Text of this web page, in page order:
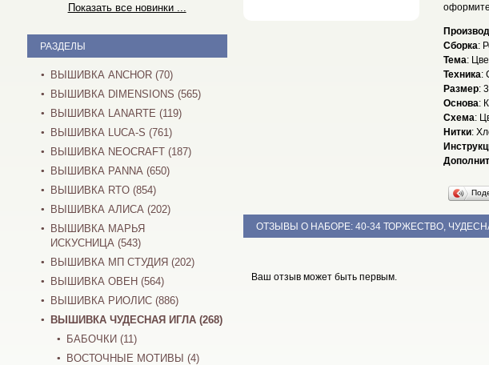
Сборка:
Тема:
Техника:
Размер:
Основа:
Схема:
Нитки:
ОТЗЫВЫ О НАБОРЕ: 40-34 ТОРЖЕСТВО,
Ваш отзыв может быть первым.
Показать все новинки ...
РАЗДЕЛЫ
ВЫШИВКА ANCHOR (70)
ВЫШИВКА DIMENSIONS (565)
ВЫШИВКА LANARTE (119)
ВЫШИВКА LUCA-S (761)
ВЫШИВКА NEOCRAFT (187)
ВЫШИВКА PANNA (650)
ВЫШИВКА RTO (854)
ВЫШИВКА АЛИСА (202)
ВЫШИВКА МАРЬЯ
ИСКУСНИЦА (543)
ВЫШИВКА МП СТУДИЯ (202)
ВЫШИВКА ОВЕН (564)
ВЫШИВКА РИОЛИС (886)
ВЫШИВКА ЧУДЕСНАЯ ИГЛА (268)
БАБОЧКИ (11)
ВОСТОЧНЫЕ МОТИВЫ (4)